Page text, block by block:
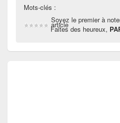
Mots-clés :
Soyez le premier à
article
Faites des heureux,